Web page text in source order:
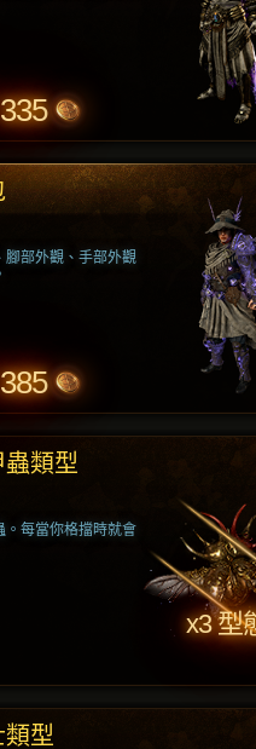
腳部外觀、手部外觀
類型
。每當你格擋時就會
x3 型
型